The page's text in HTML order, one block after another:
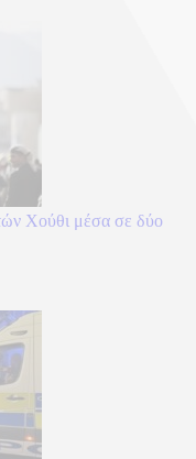
Χούθι μέσα σε δύο